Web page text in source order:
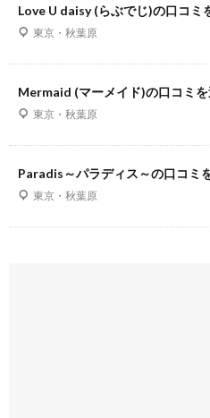
Love U daisy (らぶでじ)の口コミ
東京・秋葉原
Mermaid (マーメイド)の口コミを
東京・秋葉原
Paradis～パラディス～の口コミ
東京・秋葉原